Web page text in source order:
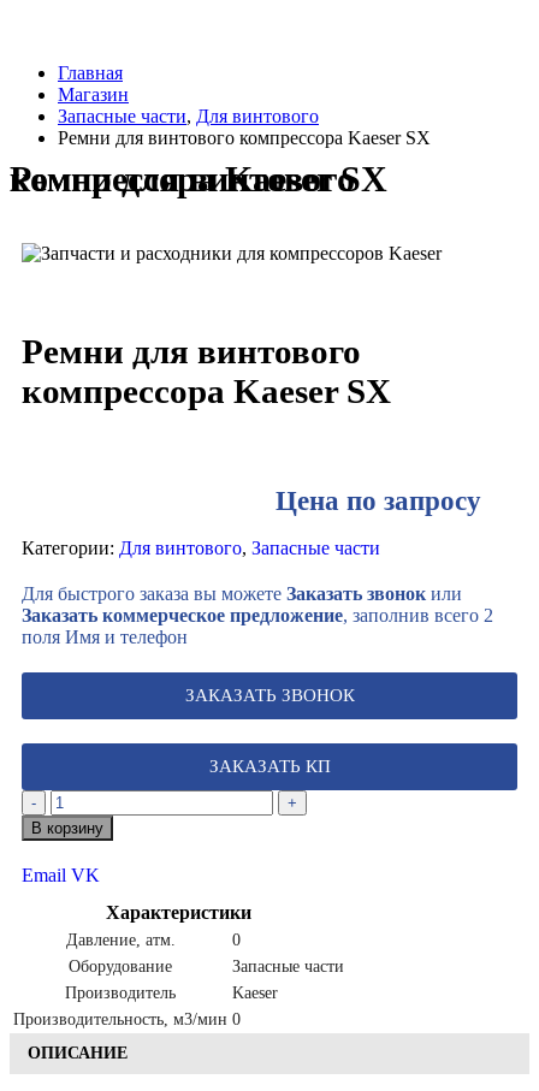
Главная
Магазин
Запасные части, Для винтового
Ремни для винтового компрессора Kaeser SX
Ремни для винтового компрессора Kaeser SX
Ремни для винтового
компрессора Kaeser SX
Цена по запросу
Категории: Для винтового, Запасные части
Для быстрого заказа вы можете Заказать звонок или
Заказать коммерческое предложение, заполнив всего 2
поля Имя и телефон
ЗАКАЗАТЬ ЗВОНОК
ЗАКАЗАТЬ КП
-
+
В корзину
Email VK
Характеристики
Давление, атм.
0
Оборудование
Запасные части
Производитель
Kaeser
Производительность, м3/мин 0
ОПИСАНИЕ